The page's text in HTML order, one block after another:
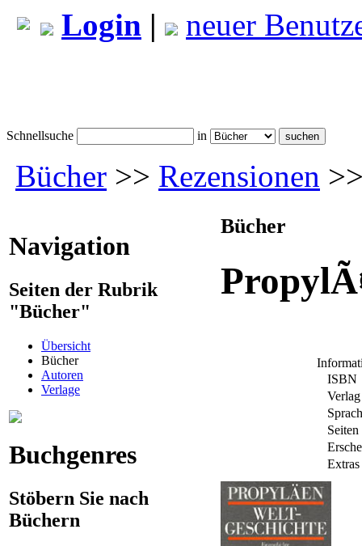
Login | neuer
Schnellsuche in
Bücher >> Rezensionen
Navigation
Seiten der Rubrik
"Bücher"
Übersicht
Bücher
Autoren
Verlage
Buchgenres
Stöbern Sie nach
Büchern
Bücher
ISBN
Verlag
Seiten
Extras